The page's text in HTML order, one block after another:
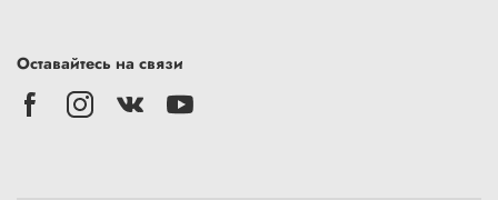
Оставайтесь на связи